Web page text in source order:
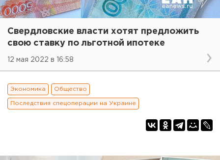
Свердловские власти хотят предложить
свою ставку по льготной ипотеке
12 мая 2022 в 16:58
Экономика Общество
Последствия спецоперации на Украине